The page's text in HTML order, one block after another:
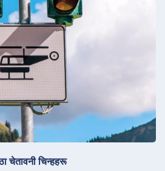
चेतावनी चिन्हहरू